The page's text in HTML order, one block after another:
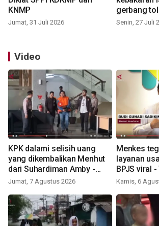
KNMP
Jumat, 31 Juli 2026
gerbang
Senin, 27 Juli
Video
KPK dalami selisih uang
yang dikembalikan Menhut
dari Suhardiman Amby -
VIDEO
Jumat, 7 Agustus 2026
Menkes
layanan
BPJS viral -
Kamis, 6